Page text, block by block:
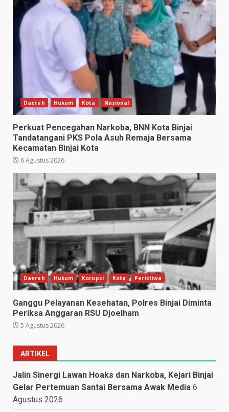
Daerah Hukum Kota Nasional
Perkuat Pencegahan Narkoba, BNN Kota Binjai
Tandatangani PKS Pola Asuh Remaja Bersama
Kecamatan Binjai Kota
6 Agustus 2026
Daerah Hukum Korupsi Kota Peristiwa
Ganggu Pelayanan Kesehatan, Polres Binjai Diminta
Periksa Anggaran RSU Djoelham
5 Agustus 2026
ARTIKEL
Jalin Sinergi Lawan Hoaks dan Narkoba, Kejari Binjai
Gelar Pertemuan Santai Bersama Awak Media 6
Agustus 2026